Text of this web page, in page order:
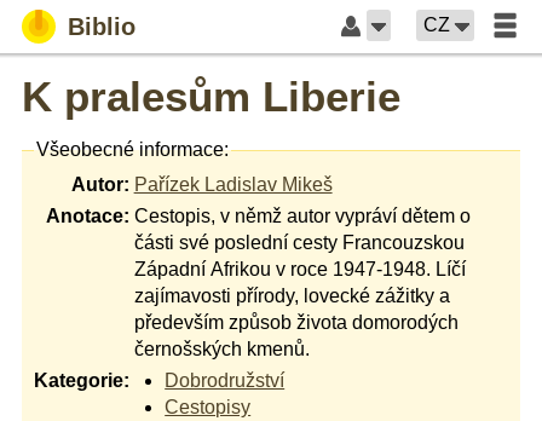
Biblio CZ
K pralesům Liberie
Všeobecné informace:
Autor: Pařízek Ladislav Mikeš
Anotace: Cestopis, v němž autor vypráví dětem o
části své poslední cesty Francouzskou
Západní Afrikou v roce 1947-1948. Líčí
zajímavosti přírody, lovecké zážitky a
především způsob života domorodých
černošských kmenů.
Kategorie:
Dobrodružství
Cestopisy